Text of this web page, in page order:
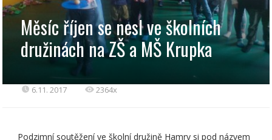
Měsíc říjen se nesl ve školních
družinách na ZŠ a MŠ Krupka
6.11. 2017 2364x
Podzimní soutěžení ve školní družině Hamry si pod názvem